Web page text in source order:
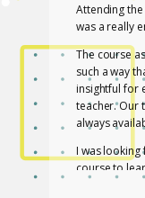
Attending
was a really
The course
such a way
insightful for
teacher. Our
always
I was
course to